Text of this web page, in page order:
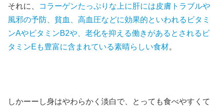
それに、
コラーゲンたっぷりな上に肝には皮膚トラブルや
風邪の予防、貧血、高血圧などに効果的といわれるビタミ
ンAやビタミンB2や、老化を抑える働きがあるとされるビ
タミンEも豊富に含まれている素晴らしい食材。
しかーーし身はやわらかく淡白で、とっても食べやすくて